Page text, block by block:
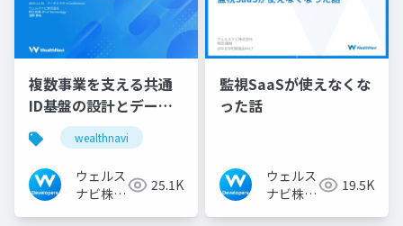
複数事業を支える共通
ID基盤の設計とデー
タ・ID連携のアーキテ
クチャ
wealthnavi
ウェルス
ナビ株式
25.1K
監視SaaSが使えなくな
った話
ウェルス
ナビ株式
19.5K